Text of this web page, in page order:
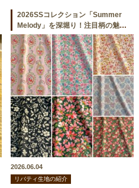
2026SSコレクション「Summer
Melody」を深堀り！注目柄の魅力
をご紹介
2026.06.04
リバティ生地の紹介